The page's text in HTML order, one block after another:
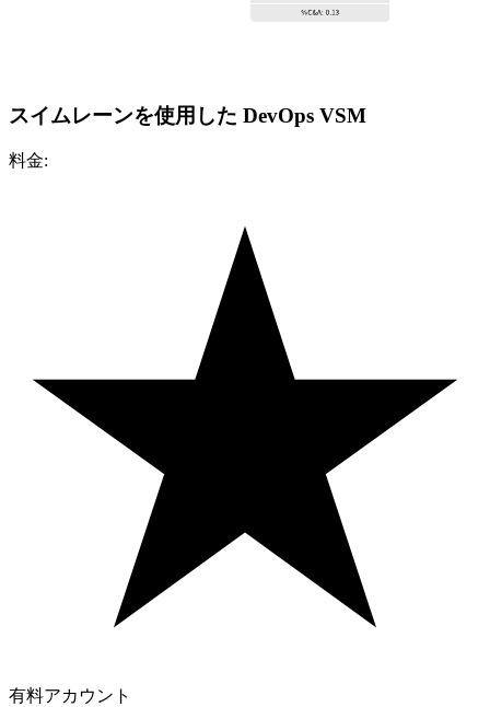
スイムレーンを使用した DevOps VSM
料金:
有料アカウント